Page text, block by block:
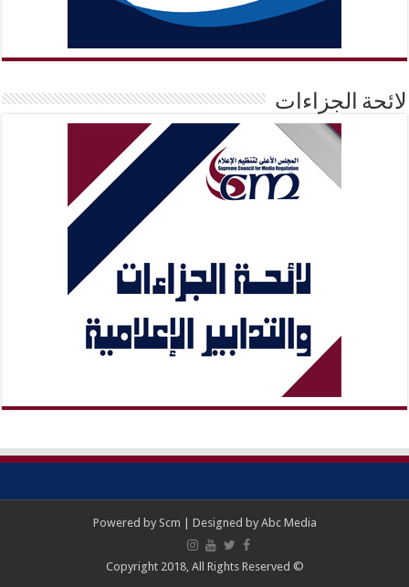
لائحة الجزاءات
Powered by Scm | Designed by Abc Media
© Copyright 2018, All Rights Reserved